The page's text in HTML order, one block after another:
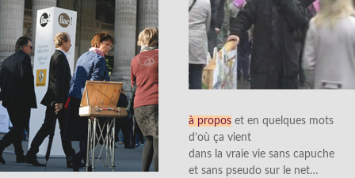
à propos et en quelques mots
d’où ça vient
dans la vraie vie sans capuche
et sans pseudo sur le net…